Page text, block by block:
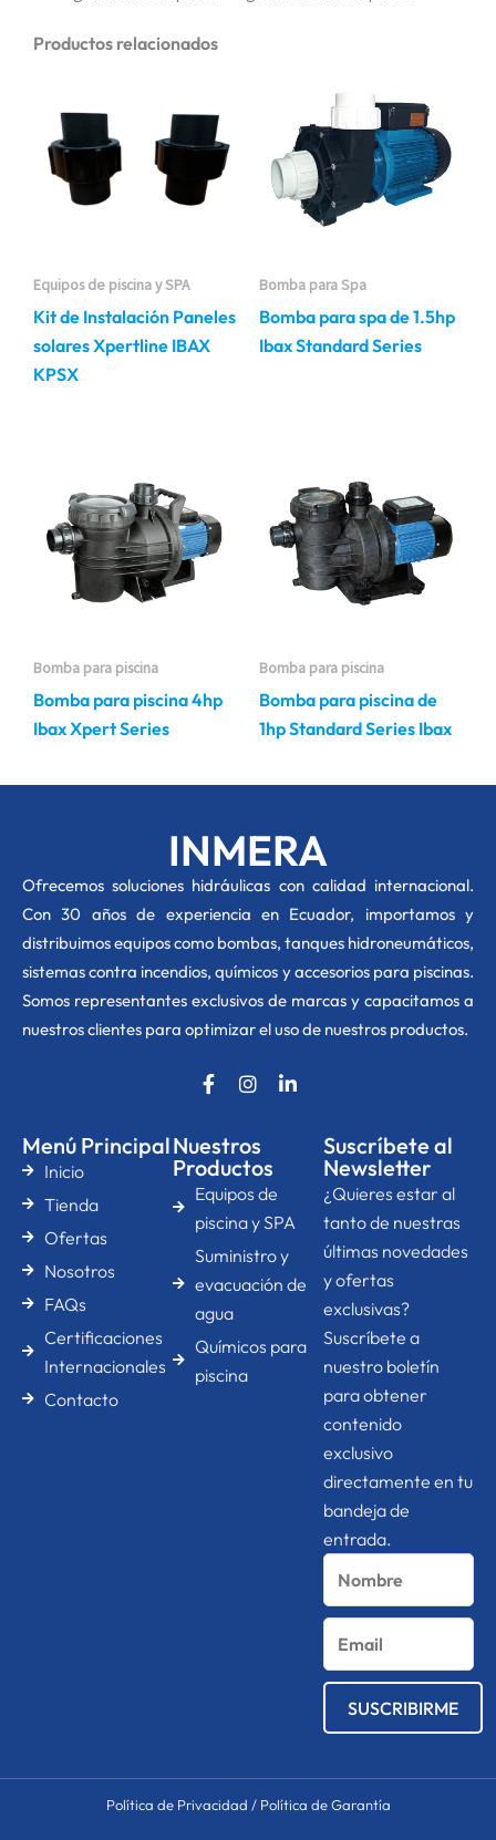
Productos relacionados
Equipos de piscina y SPA
Kit de Instalación Paneles
solares Xpertline IBAX
KPSX
Bomba para Spa
Bomba para spa de 1.5hp
Ibax Standard Series
Bomba para piscina
Bomba para piscina 4hp
Ibax Xpert Series
Bomba para piscina
Bomba para piscina de
1hp Standard Series Ibax
INMERA
Ofrecemos soluciones hidráulicas con calidad internacional.
Con 30 años de experiencia en Ecuador, importamos y
distribuimos equipos como bombas, tanques hidroneumáticos,
sistemas contra incendios, químicos y accesorios para piscinas.
Somos representantes exclusivos de marcas y capacitamos a
nuestros clientes para optimizar el uso de nuestros productos.
F
a
e
b
o
o
k
f
I
n
t
a
g
r
a
m
L
n
i
n
Menú Principal
Inicio
Tienda
Ofertas
Nosotros
FAQs
Certificaciones
Internacionales
Contacto
Nuestros
Productos
Equipos de
piscina y SPA
Suministro y
evacuación de
agua
Químicos para
piscina
Suscríbete al
Newsletter
¿Quieres estar al
tanto de nuestras
últimas novedades
y ofertas
exclusivas?
Suscríbete a
nuestro boletín
para obtener
contenido
exclusivo
directamente en tu
bandeja de
entrada.
SUSCRIBIRME
Política de Privacidad / Política de Garantía